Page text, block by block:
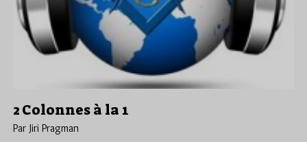
2 Colonnes à la 1
Par Jiri Pragman